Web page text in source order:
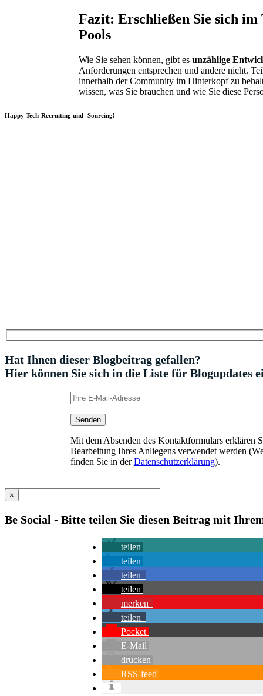
Fazit: Erschließen Sie sich
Pools
Wie Sie sehen können, gibt es unzählige
Anforderungen entsprechen und andere nicht.
innerhalb der Community im Hinterkopf zu
wissen, was Sie brauchen und wie Sie diese
Happy Tech-Recruiting und -Sourcing!
Hat Ihnen dieser Blogbeitrag gefallen?
Hier können Sie sich in die Liste für Blogupdates
Mit dem Absenden des Kontaktformulars erklären
Bearbeitung Ihres Anliegens verwendet werden
finden Sie in derDatenschutzerklärung).
×
Be Social - Bitte teilen Sie diesen Beitrag mit
teilen
teilen
teilen
teilen
merken
teilen
Pocket
E-Mail
drucken
RSS-feed